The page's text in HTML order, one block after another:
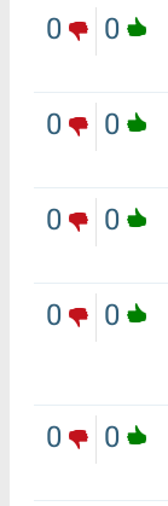
0
0
0
0
0
0
0
0
0
0